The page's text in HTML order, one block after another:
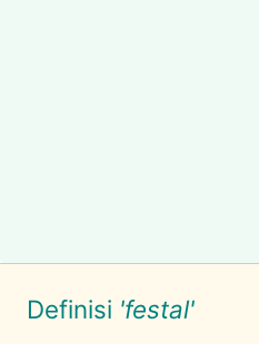
Definisi 'festal'